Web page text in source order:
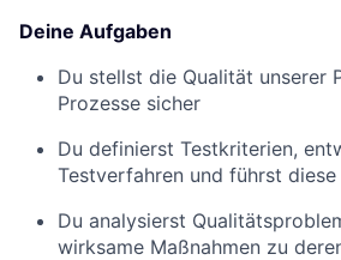
Deine Aufgaben
Du stellst die Qualität unserer
Prozesse sicher
Du definierst Testkriterien,
Testverfahren und führst
Du analysierst
wirksame Maßnahmen zu